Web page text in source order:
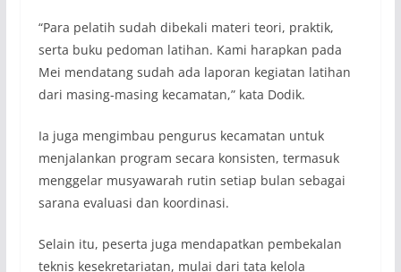
“Para pelatih sudah dibekali materi teori, praktik,
serta buku pedoman latihan. Kami harapkan pada
Mei mendatang sudah ada laporan kegiatan latihan
dari masing-masing kecamatan,” kata Dodik.
Ia juga mengimbau pengurus kecamatan untuk
menjalankan program secara konsisten, termasuk
menggelar musyawarah rutin setiap bulan sebagai
sarana evaluasi dan koordinasi.
Selain itu, peserta juga mendapatkan pembekalan
teknis kesekretariatan, mulai dari tata kelola